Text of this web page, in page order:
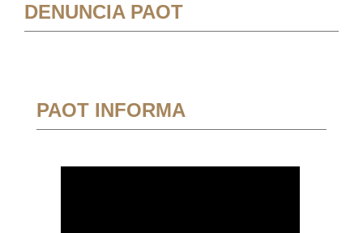
DENUNCIA PAOT
PAOT INFORMA